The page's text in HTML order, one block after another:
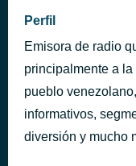
Perfil
Emisora de radio
principalmente a
pueblo
informativos,
diversión y mucho